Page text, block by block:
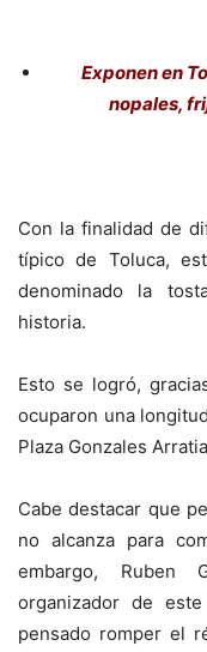
Exponen en
nopales,
Con la finalidad de
típico de Toluca,
denominado la
historia.
Esto se logró,
ocuparon una
Plaza Gonzales
Cabe destacar que
no alcanza para
embargo, Ruben
organizador de
pensado romper el